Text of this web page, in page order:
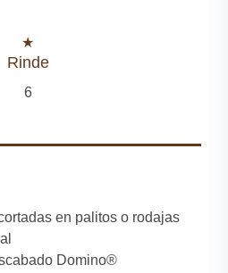
Rinde
6
en palitos o rodajas
Domino®